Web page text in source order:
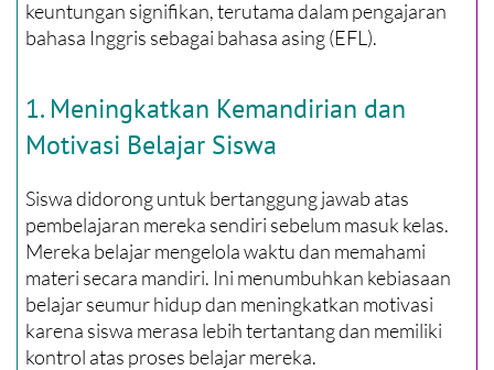
keuntungan signifikan, terutama dalam pengajaran
bahasa Inggris sebagai bahasa asing (EFL).
1. Meningkatkan Kemandirian dan
Motivasi Belajar Siswa
Siswa didorong untuk bertanggung jawab atas
pembelajaran mereka sendiri sebelum masuk kelas.
Mereka belajar mengelola waktu dan memahami
materi secara mandiri. Ini menumbuhkan kebiasaan
belajar seumur hidup dan meningkatkan motivasi
karena siswa merasa lebih tertantang dan memiliki
kontrol atas proses belajar mereka.